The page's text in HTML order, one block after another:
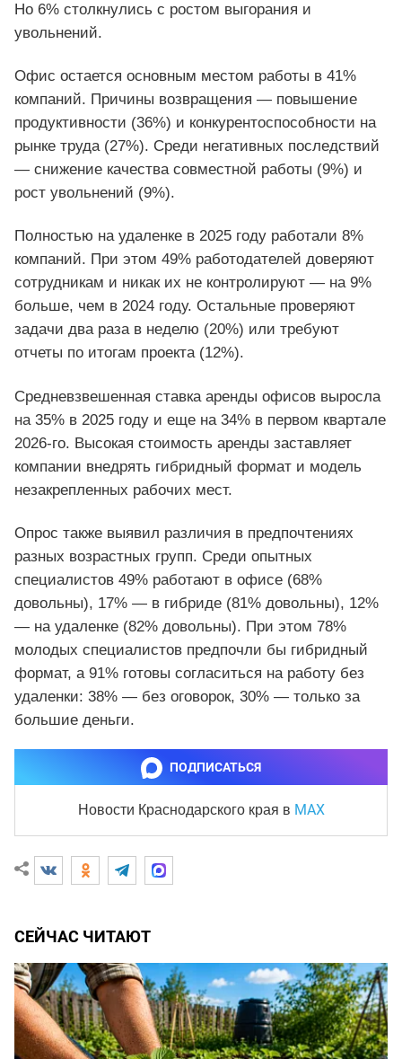
Но 6% столкнулись с ростом выгорания и
увольнений.
Офис остается основным местом работы в 41%
компаний. Причины возвращения — повышение
продуктивности (36%) и конкурентоспособности на
рынке труда (27%). Среди негативных последствий
— снижение качества совместной работы (9%) и
рост увольнений (9%).
Полностью на удаленке в 2025 году работали 8%
компаний. При этом 49% работодателей доверяют
сотрудникам и никак их не контролируют — на 9%
больше, чем в 2024 году. Остальные проверяют
задачи два раза в неделю (20%) или требуют
отчеты по итогам проекта (12%).
Средневзвешенная ставка аренды офисов выросла
на 35% в 2025 году и еще на 34% в первом квартале
2026-го. Высокая стоимость аренды заставляет
компании внедрять гибридный формат и модель
незакрепленных рабочих мест.
Опрос также выявил различия в предпочтениях
разных возрастных групп. Среди опытных
специалистов 49% работают в офисе (68%
довольны), 17% — в гибриде (81% довольны), 12%
— на удаленке (82% довольны). При этом 78%
молодых специалистов предпочли бы гибридный
формат, а 91% готовы согласиться на работу без
удаленки: 38% — без оговорок, 30% — только за
большие деньги.
ПОДПИСАТЬСЯ
Новости Краснодарского края в MAX
СЕЙЧАС ЧИТАЮТ